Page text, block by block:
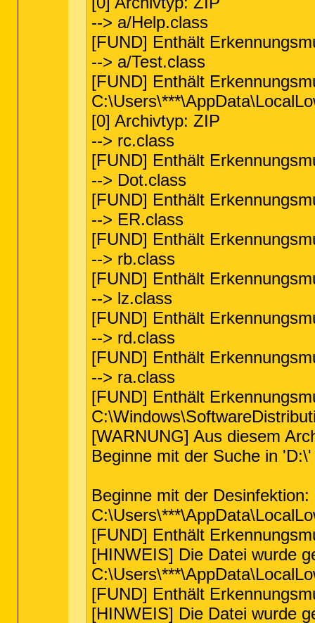
--> a/Help.class
[FUND] Enthält
--> a/Test.class
[FUND] Enthält
[0] Archivtyp: ZIP
--> rc.class
[FUND] Enthält
--> Dot.class
[FUND] Enthält
--> ER.class
[FUND] Enthält
--> rb.class
[FUND] Enthält
--> lz.class
[FUND] Enthält
--> rd.class
[FUND] Enthält
--> ra.class
[FUND] Enthält
[WARNUNG] Aus diesem
Beginne mit der Suche in
Beginne mit der Desinfektion:
[FUND] Enthält
[HINWEIS] Die Datei wurde
[FUND] Enthält
[HINWEIS] Die Datei wurde